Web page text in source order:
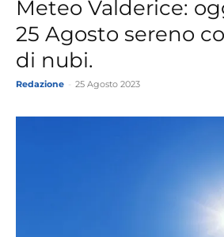
Meteo Valderice:
25 Agosto sereno
di nubi.
Redazione 25 Agosto 2023